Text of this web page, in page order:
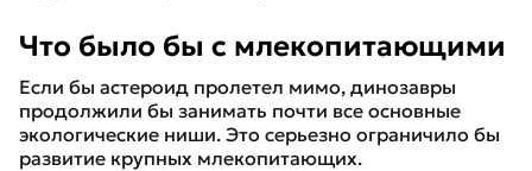
Что было бы с млекопитающими
Если бы астероид пролетел мимо, динозавры
продолжили бы занимать почти все основные
экологические ниши. Это серьезно ограничило бы
развитие крупных млекопитающих.